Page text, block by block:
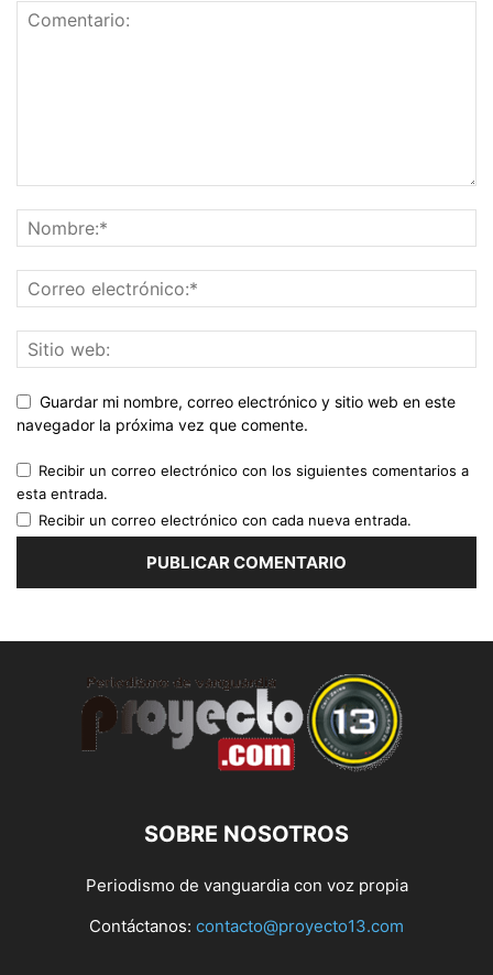
Guardar mi nombre, correo electrónico y sitio web en este
navegador la próxima vez que comente.
Recibir un correo electrónico con los siguientes comentarios a
esta entrada.
Recibir un correo electrónico con cada nueva entrada.
SOBRE NOSOTROS
Periodismo de vanguardia con voz propia
Contáctanos: contacto@proyecto13.com